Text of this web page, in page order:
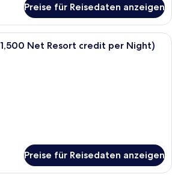
Preise für Reisedaten anzeigen
Minibar, Zimmersafe, Schreibtisch,
Net Resort credit per Night)
Preise für Reisedaten anzeigen